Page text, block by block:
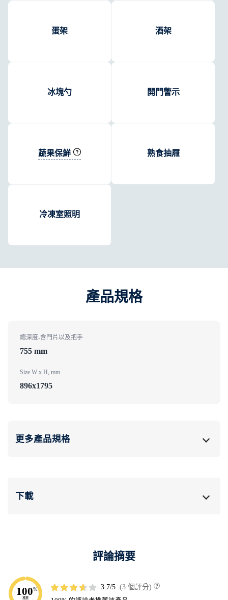
蛋架 酒架
冰塊勺 開門警示
蔬果保鮮 熟食抽屜
冷凍室照明
產品規格
總深度-含門片以及把手
755 mm
Size W x H, mm
896x1795
更多產品規格
下載
評論摘要
100%
推薦
3.7 3 個評分